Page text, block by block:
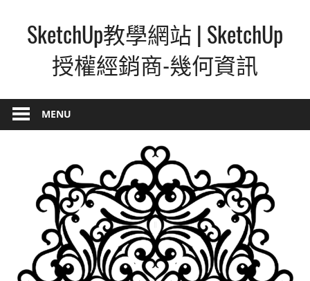
contentSketchUp教學網站 | SketchUp
授權經銷商-幾何資訊
–
最
式,
人
MENU